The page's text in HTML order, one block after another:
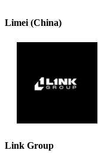
Limei (China)
Link Group